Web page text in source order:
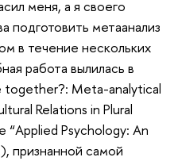
меня, а я своего
подготовить метаанализ
в течение нескольких
работа вылилась в
together?: Meta-analytical
Relations in Plural
Psychology: An
признанной самой